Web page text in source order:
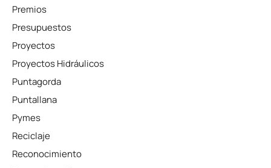
Premios
Presupuestos
Proyectos
Proyectos Hidráulicos
Puntagorda
Puntallana
Pymes
Reciclaje
Reconocimiento